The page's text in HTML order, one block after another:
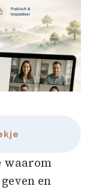
waarom
en